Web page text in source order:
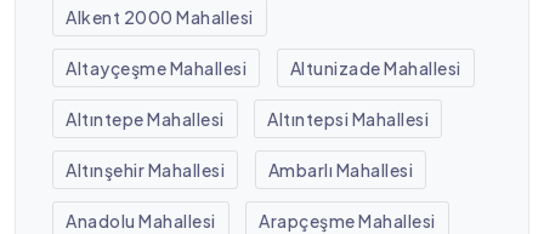
Alkent 2000 Mahallesi
Altayçeşme Mahallesi Altunizade Mahallesi
Altıntepe Mahallesi Altıntepsi Mahallesi
Altınşehir Mahallesi Ambarlı Mahallesi
Anadolu Mahallesi Arapçeşme Mahallesi